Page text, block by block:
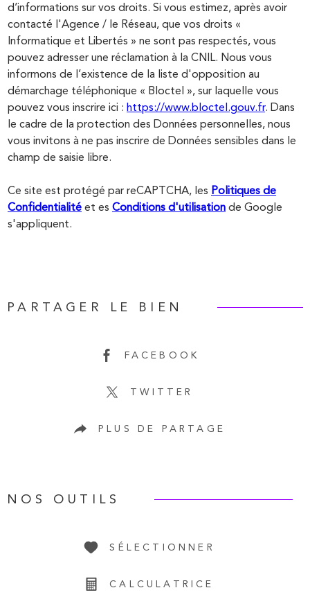
d’informations sur vos droits. Si vous estimez, après avoir
contacté l'Agence / le Réseau, que vos droits «
Informatique et Libertés » ne sont pas respectés, vous
pouvez adresser une réclamation à la CNIL. Nous vous
informons de l’existence de la liste d'opposition au
démarchage téléphonique « Bloctel », sur laquelle vous
pouvez vous inscrire ici : https://www.bloctel.gouv.fr. Dans
le cadre de la protection des Données personnelles, nous
vous invitons à ne pas inscrire de Données sensibles dans le
champ de saisie libre.
Ce site est protégé par reCAPTCHA, les Politiques de
Confidentialité et es Conditions d'utilisation de Google
s'appliquent.
PARTAGER LE BIEN
FACEBOOK
TWITTER
PLUS DE PARTAGE
NOS OUTILS
SÉLECTIONNER
CALCULATRICE